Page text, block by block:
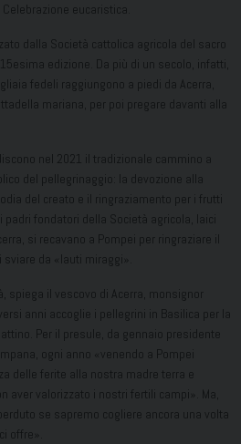
eucaristica.
dalla Società cattolica agricola del sacro
edizione. Da più di un secolo, infatti,
fedeli raggiungono a piedi da Acerra,
mariana, per poi pregare davanti alla
nel 2021 il tradizionale cammino a
del pellegrinaggio: la devozione alla
del creato e il ringraziamento per i frutti
fondatori della Società agricola, laici
si recavano a Pompei per ringraziare il
da «lauti miraggi».
spiega il vescovo di Acerra, monsignor
anni accoglie i pellegrini in Basilica per la
Per il presule, da gennaio presidente
ogni anno «venendo a Pompei
delle ferite alla nostra madre terra e
aver valorizzato i nostri fertili campi». Ma,
se sapremo cogliere ancora una volta
offre».